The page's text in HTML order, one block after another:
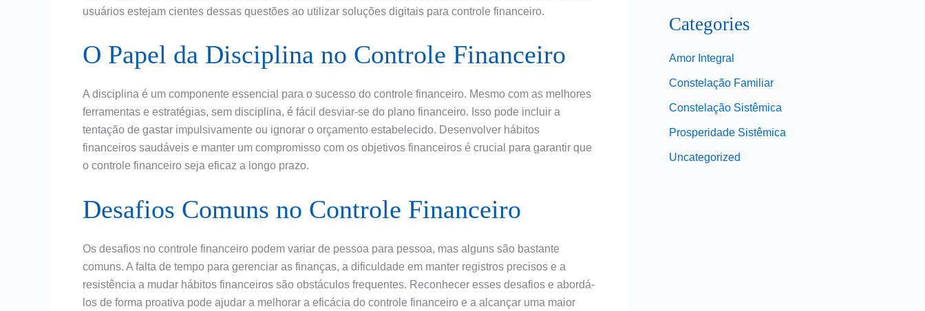
usuários estejam cientes dessas questões ao utilizar soluções digitais para controle financeiro.
O Papel da Disciplina no Controle Financeiro
A disciplina é um componente essencial para o sucesso do controle financeiro. Mesmo com as melhores
ferramentas e estratégias, sem disciplina, é fácil desviar-se do plano financeiro. Isso pode incluir a
tentação de gastar impulsivamente ou ignorar o orçamento estabelecido. Desenvolver hábitos
financeiros saudáveis e manter um compromisso com os objetivos financeiros é crucial para garantir que
o controle financeiro seja eficaz a longo prazo.
Desafios Comuns no Controle Financeiro
Os desafios no controle financeiro podem variar de pessoa para pessoa, mas alguns são bastante
comuns. A falta de tempo para gerenciar as finanças, a dificuldade em manter registros precisos e a
resistência a mudar hábitos financeiros são obstáculos frequentes. Reconhecer esses desafios e abordá-
los de forma proativa pode ajudar a melhorar a eficácia do controle financeiro e a alcançar uma maior
Categories
Amor Integral
Constelação Familiar
Constelação Sistêmica
Prosperidade Sistêmica
Uncategorized